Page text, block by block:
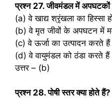
प्रश्‍न 27. जीवमंडल में अपघटकों
(a) वे खाद्य श्रृंखला का हिस्सा
(b) वे मृत जीवों के अपघटन में
(c) वे ऊर्जा का उत्पादन करते हैं
(d) वे वायुमंडल को ठंडा करते हैं
उत्तर – (b)
प्रश्‍न 28. पोषी स्तर क्या होते हैं?